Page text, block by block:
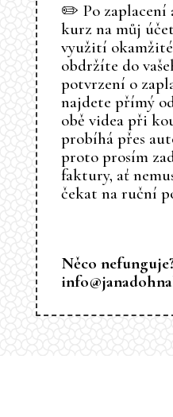
✏️ Po zaplacení
kurz na můj
využití
obdržíte do
potvrzení o
najdete přímý
obě videa při
probíhá přes
proto prosím
faktury, ať
čekat na ruční
Něco